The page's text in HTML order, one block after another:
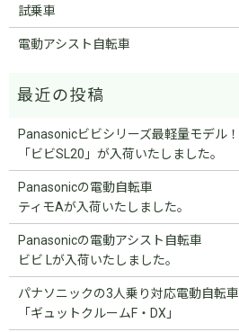
試乗車
電動アシスト自転車
Panasonicビビシリーズ最軽量モデル！
「ビビSL20」が入荷いたしました。
Panasonicの電動自転車
ティモAが入荷いたしました。
Panasonicの電動アシスト自転車
ビビ Lが入荷いたしました。
パナソニックの3人乗り対応電動自転車
「ギュットクルームF・DX」